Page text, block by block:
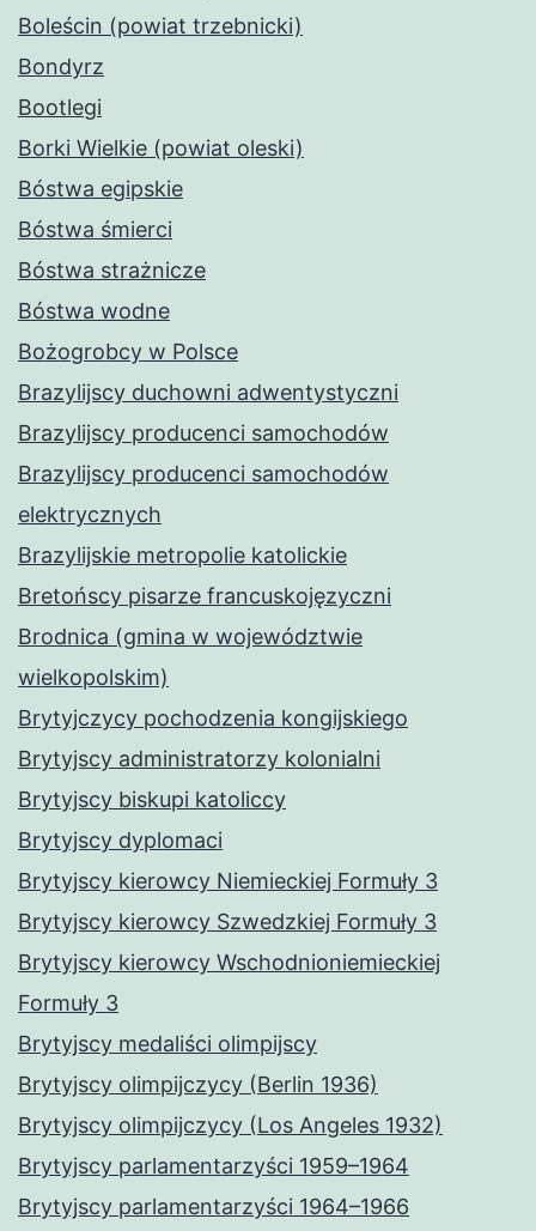
Boleścin (powiat trzebnicki)
Bondyrz
Bootlegi
Borki Wielkie (powiat oleski)
Bóstwa egipskie
Bóstwa śmierci
Bóstwa strażnicze
Bóstwa wodne
Bożogrobcy w Polsce
Brazylijscy duchowni adwentystyczni
Brazylijscy producenci samochodów
Brazylijscy producenci samochodów
elektrycznych
Brazylijskie metropolie katolickie
Bretońscy pisarze francuskojęzyczni
Brodnica (gmina w województwie
wielkopolskim)
Brytyjczycy pochodzenia kongijskiego
Brytyjscy administratorzy kolonialni
Brytyjscy biskupi katoliccy
Brytyjscy dyplomaci
Brytyjscy kierowcy Niemieckiej Formuły 3
Brytyjscy kierowcy Szwedzkiej Formuły 3
Brytyjscy kierowcy Wschodnioniemieckiej
Formuły 3
Brytyjscy medaliści olimpijscy
Brytyjscy olimpijczycy (Berlin 1936)
Brytyjscy olimpijczycy (Los Angeles 1932)
Brytyjscy parlamentarzyści 1959–1964
Brytyjscy parlamentarzyści 1964–1966